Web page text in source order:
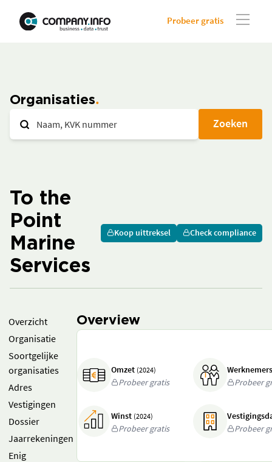
Probeer gratis
Organisaties
Zoeken
To the
Point
Marine
Services
Koop uittreksel Check compliance
Overzicht
Organisatie
Soortgelijke
organisaties
Adres
Vestigingen
Dossier
Jaarrekeningen
Enig
Overview
Omzet (2024)
Probeer gratis
Probeer
Winst (2024)
Probeer gratis
Probeer